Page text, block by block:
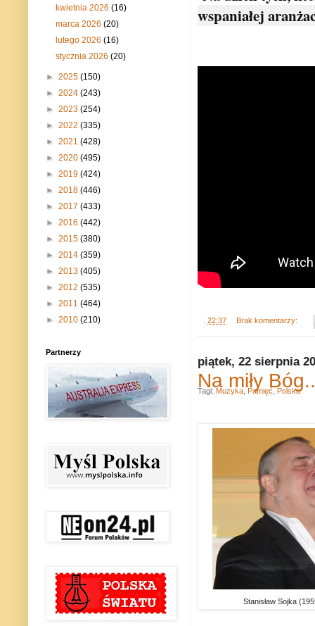
wspaniałej
22:37 Brak komentarzy:
piątek, 22 sierpnia
Na miły
Stanisław Sojka
Tagi: Muzyka Pamięć Polska
kwietnia 2026(16)
marca 2026(20)
lutego 2026(16)
stycznia 2026(20)
► 2025 (150)
► 2024 (243)
► 2023 (254)
► 2022 (335)
► 2021 (428)
► 2020 (495)
► 2019 (424)
► 2018 (446)
► 2017 (433)
► 2016 (442)
► 2015 (380)
► 2014 (359)
► 2013 (405)
► 2012 (535)
► 2011 (464)
► 2010 (210)
Partnerzy